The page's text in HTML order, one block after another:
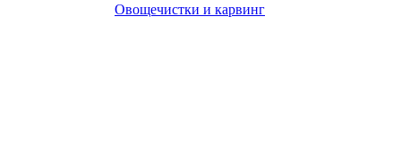
Овощечистки и карвинг